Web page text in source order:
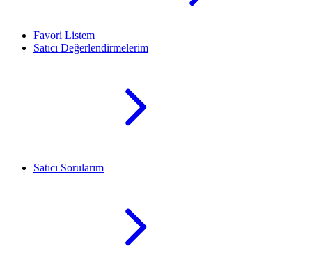
Favori Listem
Satıcı Değerlendirmelerim
Satıcı Sorularım